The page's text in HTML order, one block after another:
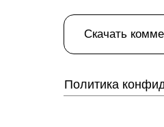
Политика
Скачать